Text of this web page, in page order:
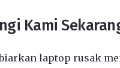
Kami
laptop rusak